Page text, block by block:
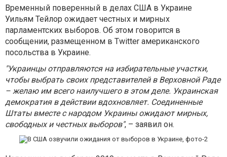
Временный поверенный в делах США в Украине
Уильям Тейлор ожидает честных и мирных
парламентских выборов. Об этом говорится в
сообщении, размещенном в Twitter американского
посольства в Украине.
"Украинцы отправляются на избирательные участки,
чтобы выбрать своих представителей в Верховной Раде
– желаю им всего наилучшего в этом деле. Украинская
демократия в действии вдохновляет. Соединенные
Штаты вместе с народом Украины ожидают мирных,
свободных и честных выборов", – заявил он.